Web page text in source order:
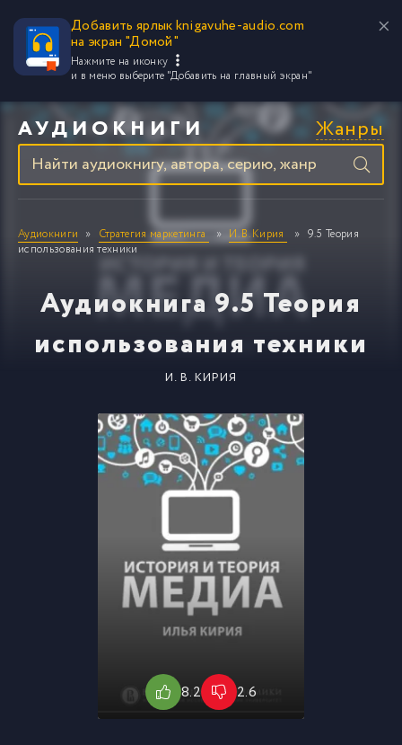
Добавить ярлык knigavuhe-audio.com
на экран "Домой"
Нажмите на иконку
и в меню выберите "Добавить на главный экран"
АУДИОКНИГИ Жанры
Аудиокниги Стратегия маркетинга И. В. Кирия
9.5 Теория
использования техники
Аудиокнига 9.5 Теория
использования техники
И. В. КИРИЯ
8.2 2.6